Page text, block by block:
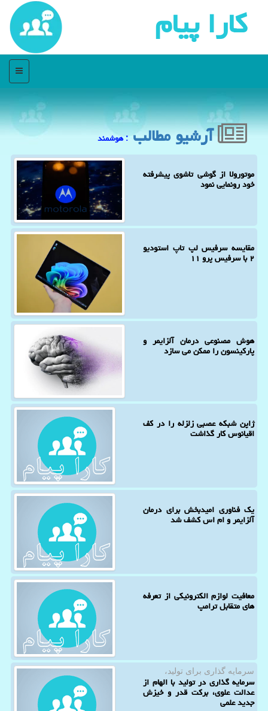
كارا پیام
منو
آرشیو مطالب : هوشمند
موتورولا از گوشی تاشوی پیشرفته
خود رونمایی نمود
مقایسه سرفیس لپ تاپ استودیو
۲ با سرفیس پرو ۱۱
هوش مصنوعی درمان آلزایمر و
پارکینسون را ممکن می سازد
ژاپن شبکه عصبی زلزله را در کف
اقیانوس کار گذاشت
یک فناوری امیدبخش برای درمان
آلزایمر و ام اس کشف شد
معافیت لوازم الکترونیکی از تعرفه
های متقابل ترامپ
سرمایه گذاری برای تولید،
سرمایه گذاری در تولید با الهام از
عدالت علوی، برکت قدر و خیزش
جدید علمی